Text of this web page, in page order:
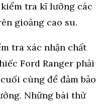
tra kĩ lưỡng các
gioăng cao su.
tra xác nhận chất
Ford Ranger phải
cùng để đảm bảo
Những bài thử